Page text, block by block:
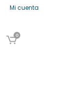
Mi cuenta
0